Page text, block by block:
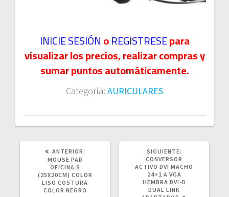
INICIE SESIÓNoREGISTRESEpara
visualizar los precios, realizar compras y
sumar puntos automáticamente.
Categoría: AURICULARES
ANTERIOR:
MOUSE PAD
OFICINA S
(25X20CM) COLOR
LISO COSTURA
COLOR NEGRO
SIGUIENTE:
POST:
CONVERSOR
ACTIVO DVI MACHO
24+1 A VGA
HEMBRA DVI-D
DUAL LINK